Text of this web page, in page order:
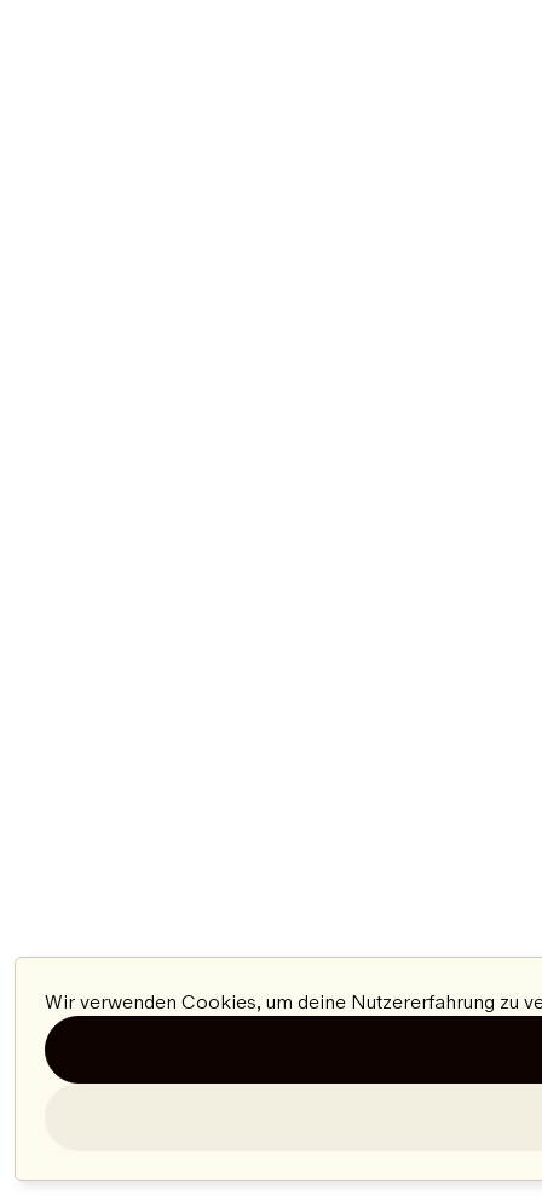
Wir verwenden Cookies, um deine Nutzererfahrung zu